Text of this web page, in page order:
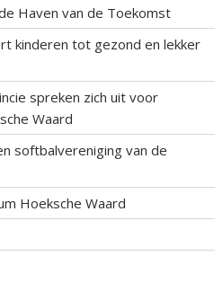
Haven van de Toekomst
kinderen tot gezond en lekker
spreken zich uit voor
Waard
softbalvereniging van de
Hoeksche Waard